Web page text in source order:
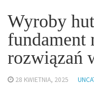
Wyroby
fundament
rozwiązań
28 KWIETNIA, 2025